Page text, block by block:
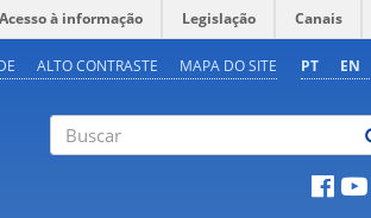
Acesso à informação Legislação Canais
PT EN
ALTO CONTRASTE MAPA DO SITE